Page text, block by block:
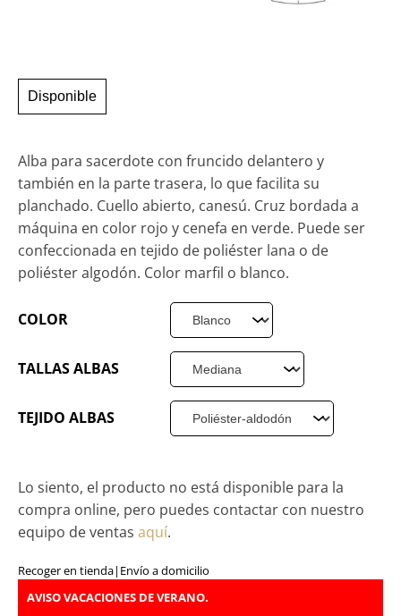
Disponible
Alba para sacerdote con fruncido delantero y
también en la parte trasera, lo que facilita su
planchado. Cuello abierto, canesú. Cruz bordada a
máquina en color rojo y cenefa en verde. Puede ser
confeccionada en tejido de poliéster lana o de
poliéster algodón. Color marfil o blanco.
COLOR
TALLAS ALBAS
TEJIDO ALBAS
Lo siento, el producto no está disponible para la
compra online, pero puedes contactar con nuestro
equipo de ventas aquí.
Recoger en tienda| Envío a domicilio
AVISO VACACIONES DE VERANO.